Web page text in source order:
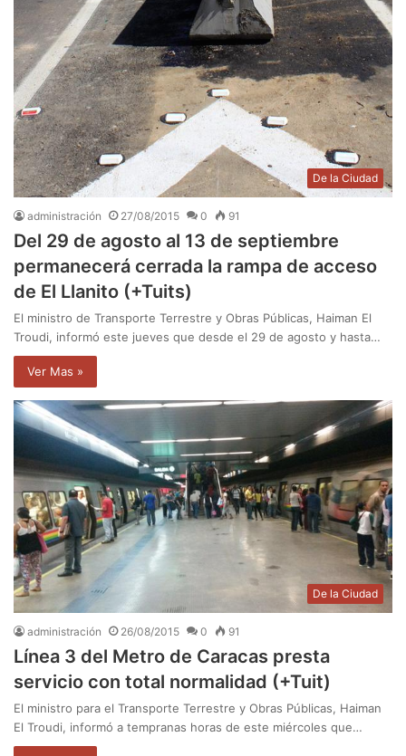
De la Ciudad
administración 27/08/2015 0 91
Del 29 de agosto al 13 de septiembre
permanecerá cerrada la rampa de acceso
de El Llanito (+Tuits)
El ministro de Transporte Terrestre y Obras Públicas, Haiman El
Troudi, informó este jueves que desde el 29 de agosto y hasta…
Ver Mas »
De la Ciudad
administración 26/08/2015 0 91
Línea 3 del Metro de Caracas presta
servicio con total normalidad (+Tuit)
El ministro para el Transporte Terrestre y Obras Públicas, Haiman
El Troudi, informó a tempranas horas de este miércoles que…